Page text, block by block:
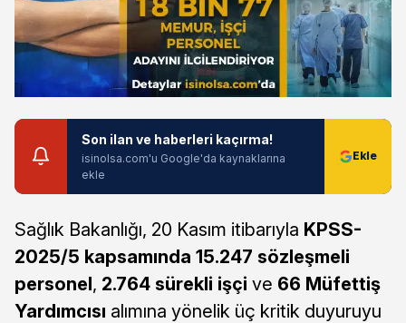
Son ilan ve haberleri kaçırma!
isinolsa.com'u Google'da kaynaklarına
ekle
Sağlık Bakanlığı, 20 Kasım itibarıyla KPSS-
2025/5 kapsamında 15.247 sözleşmeli
personel, 2.764 sürekli işçi ve 66 Müfettiş
Yardımcısı alımına yönelik üç kritik duyuruyu